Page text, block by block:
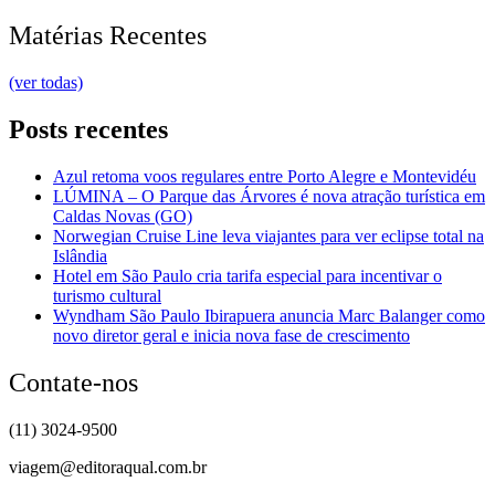
Matérias Recentes
(ver todas)
Posts recentes
Azul retoma voos regulares entre Porto Alegre e Montevidéu
LÚMINA – O Parque das Árvores é nova atração turística em
Caldas Novas (GO)
Norwegian Cruise Line leva viajantes para ver eclipse total na
Islândia
Hotel em São Paulo cria tarifa especial para incentivar o
turismo cultural
Wyndham São Paulo Ibirapuera anuncia Marc Balanger como
novo diretor geral e inicia nova fase de crescimento
Contate-nos
(11) 3024-9500
viagem@editoraqual.com.br